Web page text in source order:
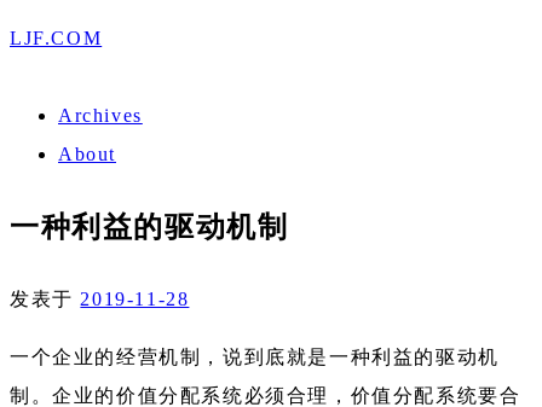
LJF.COM
Archives
About
一种利益的驱动机制
发表于 2019-11-28
一个企业的经营机制，说到底就是一种利益的驱动机
制。企业的价值分配系统必须合理，价值分配系统要合